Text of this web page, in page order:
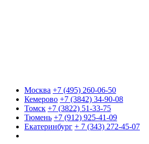
Москва +7 (495) 260-06-50
Кемерово +7 (3842) 34-90-08
Томск +7 (3822) 51-33-75
Тюмень +7 (912) 925-41-09
Екатеринбург + 7 (343) 272-45-07